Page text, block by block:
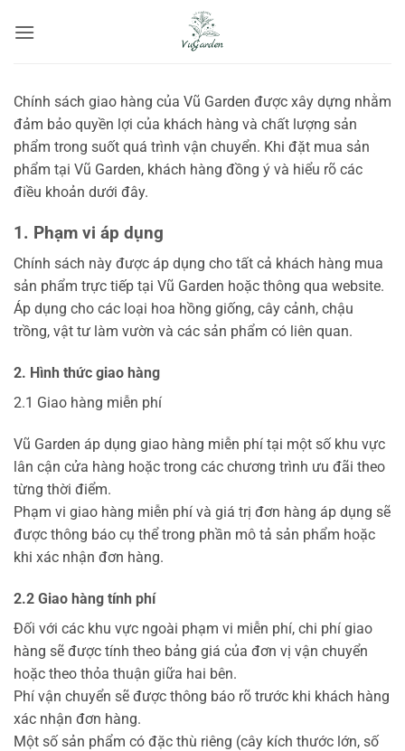
qua
Chính sách giao hàng của Vũ Garden được xây dựng nhằm
đảm bảo quyền lợi của khách hàng và chất lượng sản
phẩm trong suốt quá trình vận chuyển. Khi đặt mua sản
phẩm tại Vũ Garden, khách hàng đồng ý và hiểu rõ các
điều khoản dưới đây.
1. Phạm vi áp dụng
Chính sách này được áp dụng cho tất cả khách hàng mua
sản phẩm trực tiếp tại Vũ Garden hoặc thông qua website.
Áp dụng cho các loại hoa hồng giống, cây cảnh, chậu
trồng, vật tư làm vườn và các sản phẩm có liên quan.
2. Hình thức giao hàng
2.1 Giao hàng miễn phí
Vũ Garden áp dụng giao hàng miễn phí tại một số khu vực
lân cận cửa hàng hoặc trong các chương trình ưu đãi theo
từng thời điểm.
Phạm vi giao hàng miễn phí và giá trị đơn hàng áp dụng sẽ
được thông báo cụ thể trong phần mô tả sản phẩm hoặc
khi xác nhận đơn hàng.
2.2 Giao hàng tính phí
Đối với các khu vực ngoài phạm vi miễn phí, chi phí giao
hàng sẽ được tính theo bảng giá của đơn vị vận chuyển
hoặc theo thỏa thuận giữa hai bên.
Phí vận chuyển sẽ được thông báo rõ trước khi khách hàng
xác nhận đơn hàng.
Một số sản phẩm có đặc thù riêng (cây kích thước lớn, số